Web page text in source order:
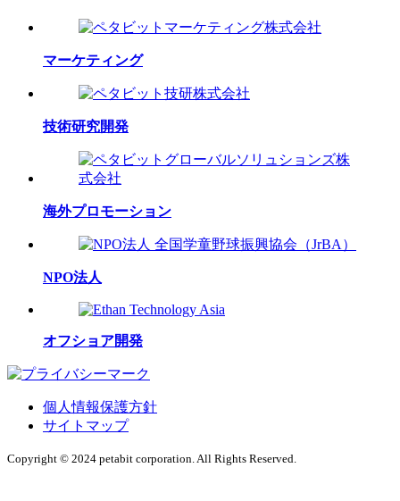
マーケティング
技術研究開発
海外プロモーション
NPO法人
オフショア開発
個人情報保護方針
サイトマップ
Copyright © 2024 petabit corporation. All Rights Reserved.